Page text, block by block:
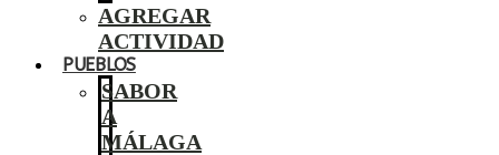
AGREGAR
ACTIVIDAD
PUEBLOS
SABOR
A
MÁLAGA